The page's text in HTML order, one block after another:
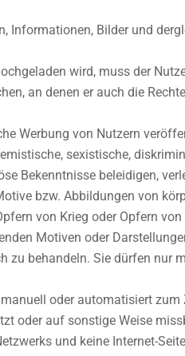
Informationen, Bilder und
wird, muss der
an denen er auch die
Werbung von Nutzern
sexistische,
Bekenntnisse beleidigen,
bzw. Abbildungen von
von Krieg oder Opfern
Motiven oder
zu behandeln. Sie dürfen
oder automatisiert
oder auf sonstige Weise
und keine Internet-